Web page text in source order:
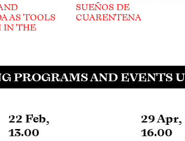
AS TOOLS
IN THE
SUEÑOS DE
CUARENTENA
AND EVENTS
29 Apr,
16.00
13 May,
17.00